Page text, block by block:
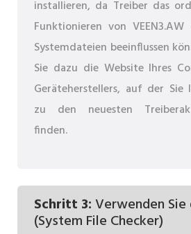
installieren, da Treiber das
Funktionieren von
Systemdateien beeinflussen
Sie dazu die Website Ihres
Geräteherstellers, auf der Sie
zu den neuesten
finden.
Schritt 3:Verwenden Sie
(System File Checker)